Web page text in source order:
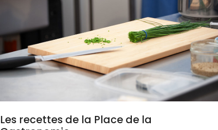
Les recettes de la Place de la